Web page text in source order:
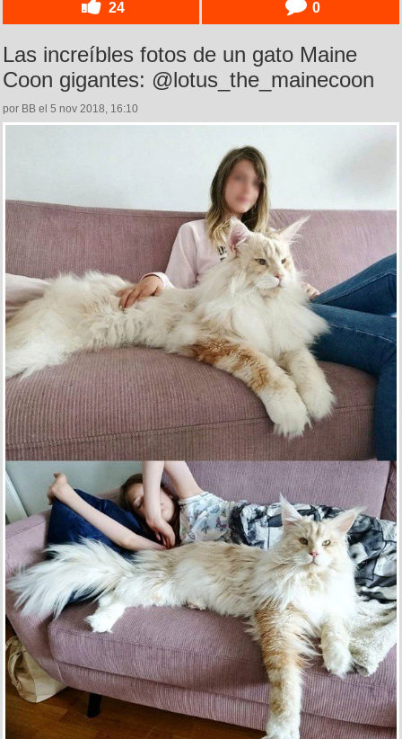
24 0
Las increíbles fotos de un gato Maine
Coon gigantes: @lotus_the_mainecoon
por BB el 5 nov 2018, 16:10